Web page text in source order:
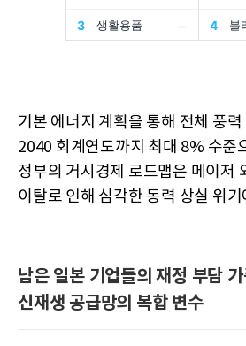
기본 에너지 계획을 통해 전체 풍
2040 회계연도까지 최대 8% 수준
정부의 거시경제 로드맵은 메이저
이탈로 인해 심각한 동력 상실 위
남은 일본 기업들의 재정 부담
신재생 공급망의 복합 변수